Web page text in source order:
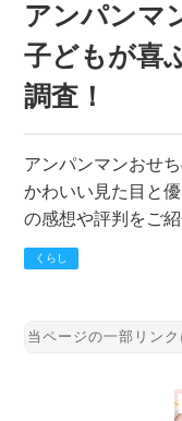
アンパンマ
子どもが喜
調査！
アンパンマンおせ
かわいい見た目と
の感想や評判をご紹
くらし